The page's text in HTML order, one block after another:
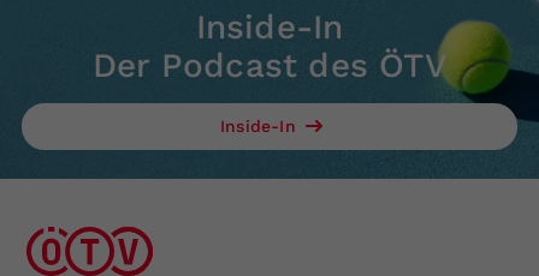
Inside-In
Der Podcast des ÖTV
Inside-In